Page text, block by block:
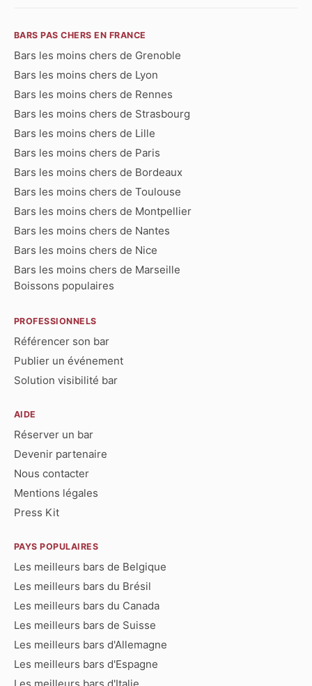
BARS PAS CHERS EN FRANCE
Bars les moins chers de Grenoble
Bars les moins chers de Lyon
Bars les moins chers de Rennes
Bars les moins chers de Strasbourg
Bars les moins chers de Lille
Bars les moins chers de Paris
Bars les moins chers de Bordeaux
Bars les moins chers de Toulouse
Bars les moins chers de Montpellier
Bars les moins chers de Nantes
Bars les moins chers de Nice
Bars les moins chers de Marseille
Boissons populaires
PROFESSIONNELS
Référencer son bar
Publier un événement
Solution visibilité bar
AIDE
Réserver un bar
Devenir partenaire
Nous contacter
Mentions légales
Press Kit
PAYS POPULAIRES
Les meilleurs bars de Belgique
Les meilleurs bars du Brésil
Les meilleurs bars du Canada
Les meilleurs bars de Suisse
Les meilleurs bars d'Allemagne
Les meilleurs bars d'Espagne